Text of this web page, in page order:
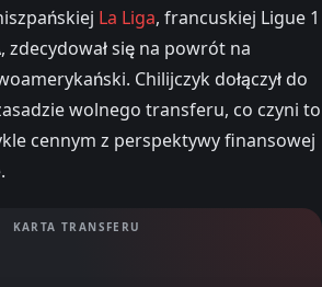
La Liga, francuskiej Ligue 1
zdecydował się na powrót na
Chilijczyk dołączył do
wolnego transferu, co czyni to
cennym z perspektywy finansowej
KARTA TRANSFERU